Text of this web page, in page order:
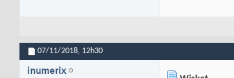
07/11/2018, 12h30
inumerix